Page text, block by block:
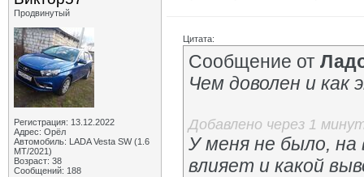
Продвинутый
Регистрация: 13.12.2022
Адрес: Орёл
Автомобиль: LADA Vesta SW (1.6
МТ/2021)
Возраст: 38
Сообщений: 188
Цитата:
Сообщение от
Чем доволен и как
Добавлено через 1
У меня не было, на
влияет и какой